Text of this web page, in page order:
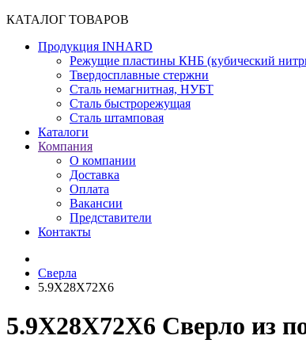
КАТАЛОГ ТОВАРОВ
Продукция INHARD
Режущие пластины КНБ (кубический
Твердосплавные стержни
Сталь немагнитная, НУБТ
Сталь быстрорежущая
Сталь штамповая
Каталоги
Компания
О компании
Доставка
Оплата
Вакансии
Представители
Контакты
Сверла
5.9X28X72X6
5.9X28X72X6 Сверло из